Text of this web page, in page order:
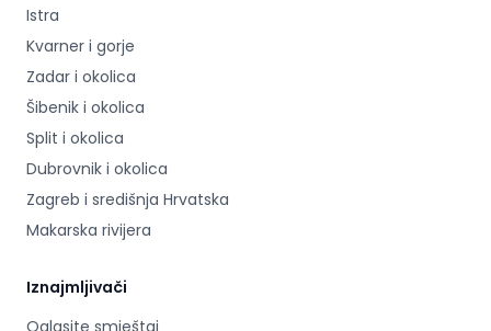
Istra
Kvarner i gorje
Zadar i okolica
Šibenik i okolica
Split i okolica
Dubrovnik i okolica
Zagreb i središnja Hrvatska
Makarska rivijera
Iznajmljivači